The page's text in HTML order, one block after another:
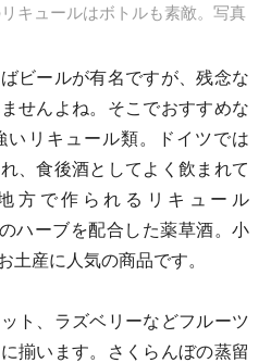
キュールはボトルも素敵。写真
ビールが有名ですが、残念な
せんよね。そこでおすすめな
いリキュール類。ドイツでは
、食後酒としてよく飲まれて
方で作られるリキュール
ハーブを配合した薬草酒。小
土産に人気の商品です。
ト、ラズベリーなどフルーツ
揃います。さくらんぼの蒸留